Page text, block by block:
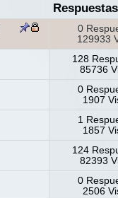
Respuestas
0
129933
128
85736
0
1907
1
1857
124
82393
0
2506